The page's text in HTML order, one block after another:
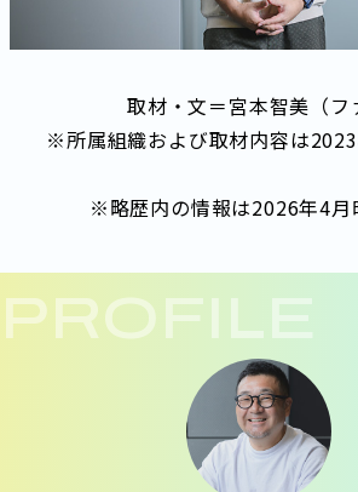
取材・文＝宮本智美（フ
※所属組織および取材内容は
※略歴内の情報は2026年4月
PROFILE